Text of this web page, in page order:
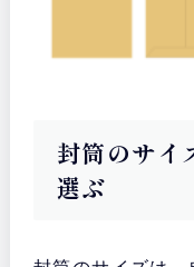
封筒のサイ
選ぶ